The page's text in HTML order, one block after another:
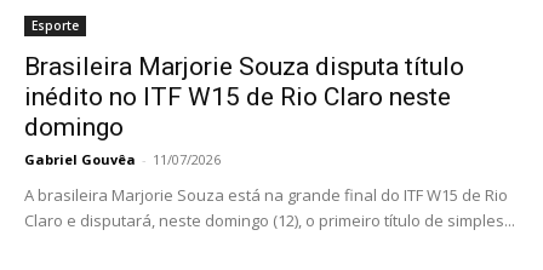
Esporte
Brasileira Marjorie Souza disputa título
inédito no ITF W15 de Rio Claro neste
domingo
Gabriel Gouvêa - 11/07/2026
A brasileira Marjorie Souza está na grande final do ITF W15 de Rio
Claro e disputará, neste domingo (12), o primeiro título de simples...